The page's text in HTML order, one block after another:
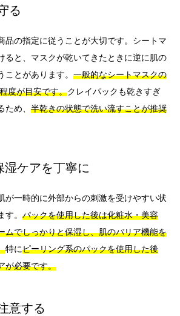
る
品の指定に従うことが大切です。シートマ
ると、マスクが乾いてきたときに逆に肌の
とがあります。 一般的なシートマスクの
度が目安です。クレイパックも乾きすぎ
め、 半乾きの状態で洗い流すことが推奨
湿ケアを丁寧に
が一時的に外部からの刺激を受けやすい状
。 パックを使用した後は化粧水・美容
ムでしっかりと保湿し、肌のバリア機能を
特にピーリング系のパックを使用した後
が必要です。
意する